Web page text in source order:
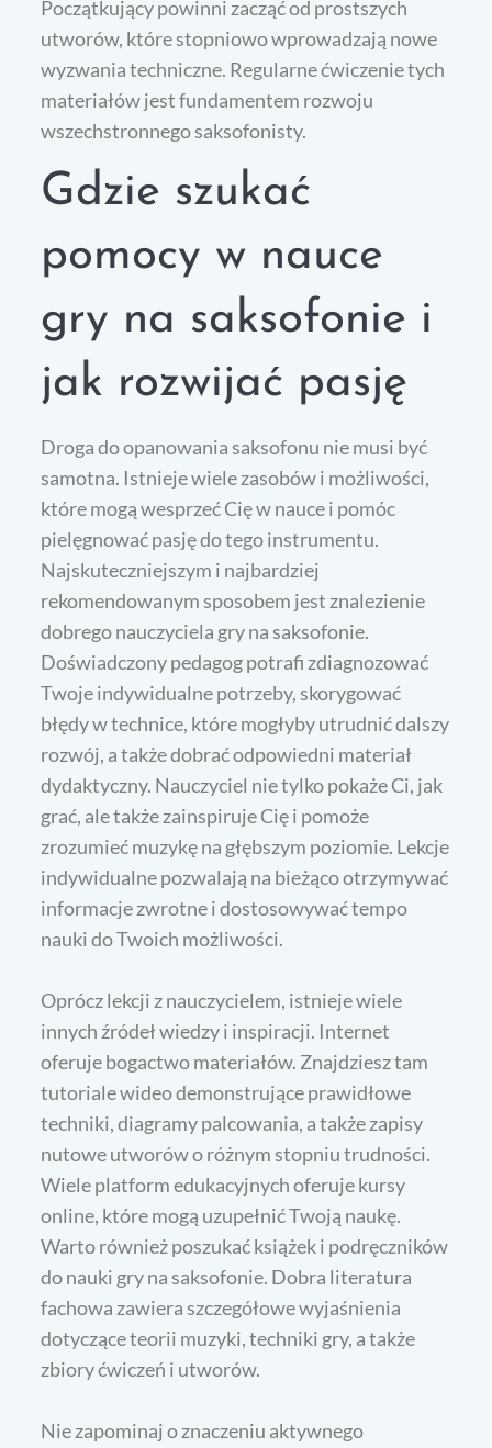
Początkujący powinni zacząć od prostszych
utworów, które stopniowo wprowadzają nowe
wyzwania techniczne. Regularne ćwiczenie tych
materiałów jest fundamentem rozwoju
wszechstronnego saksofonisty.
Gdzie szukać
pomocy w nauce
gry na saksofonie i
jak rozwijać pasję
Droga do opanowania saksofonu nie musi być
samotna. Istnieje wiele zasobów i możliwości,
które mogą wesprzeć Cię w nauce i pomóc
pielęgnować pasję do tego instrumentu.
Najskuteczniejszym i najbardziej
rekomendowanym sposobem jest znalezienie
dobrego nauczyciela gry na saksofonie.
Doświadczony pedagog potrafi zdiagnozować
Twoje indywidualne potrzeby, skorygować
błędy w technice, które mogłyby utrudnić dalszy
rozwój, a także dobrać odpowiedni materiał
dydaktyczny. Nauczyciel nie tylko pokaże Ci, jak
grać, ale także zainspiruje Cię i pomoże
zrozumieć muzykę na głębszym poziomie. Lekcje
indywidualne pozwalają na bieżąco otrzymywać
informacje zwrotne i dostosowywać tempo
nauki do Twoich możliwości.
Oprócz lekcji z nauczycielem, istnieje wiele
innych źródeł wiedzy i inspiracji. Internet
oferuje bogactwo materiałów. Znajdziesz tam
tutoriale wideo demonstrujące prawidłowe
techniki, diagramy palcowania, a także zapisy
nutowe utworów o różnym stopniu trudności.
Wiele platform edukacyjnych oferuje kursy
online, które mogą uzupełnić Twoją naukę.
Warto również poszukać książek i podręczników
do nauki gry na saksofonie. Dobra literatura
fachowa zawiera szczegółowe wyjaśnienia
dotyczące teorii muzyki, techniki gry, a także
zbiory ćwiczeń i utworów.
Nie zapominaj o znaczeniu aktywnego